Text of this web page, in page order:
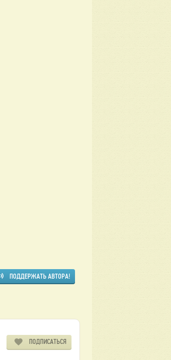
ПОДДЕРЖАТЬ АВТОРА!
ПОДПИСАТЬСЯ